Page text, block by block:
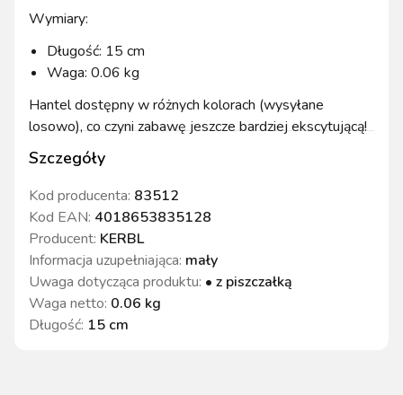
Szczegóły
Kod producenta: 83512
Kod EAN: 4018653835128
Producent: KERBL
Informacja uzupełniająca: mały
Uwaga dotycząca produktu: • z piszczałką
Waga netto: 0.06 kg
Długość: 15 cm
Wymiary:
Długość: 15 cm
Waga: 0.06 kg
Hantel dostępny w różnych kolorach (wysyłane
losowo), co czyni zabawę jeszcze bardziej ekscytującą!